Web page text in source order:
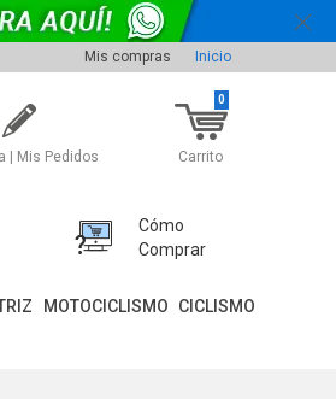
Mis compras Inicio
| Mis Pedidos Carrito
0
Cómo
Comprar
MOTOCICLISMO CICLISMO